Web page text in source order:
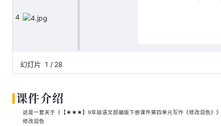
4
6
幻灯片 1 / 28
课件介绍
这是一套关于《【★★★】9年级语文部编版下册课件第四单元写作《修改润色》
修改润色